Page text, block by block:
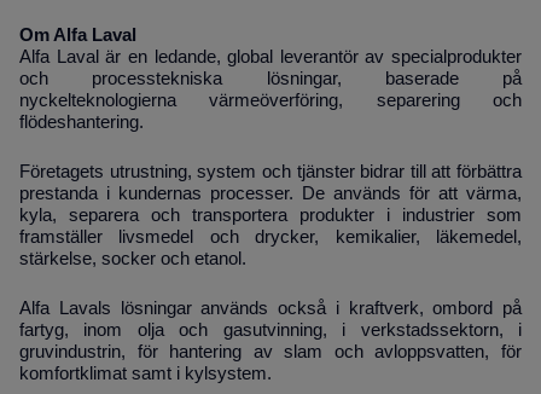
Om Alfa Laval
Alfa Laval är en ledande, global leverantör av specialprodukter
och processtekniska lösningar, baserade på
nyckelteknologierna värmeöverföring, separering och
flödeshantering.
Företagets utrustning, system och tjänster bidrar till att förbättra
prestanda i kundernas processer. De används för att värma,
kyla, separera och transportera produkter i industrier som
framställer livsmedel och drycker, kemikalier, läkemedel,
stärkelse, socker och etanol.
Alfa Lavals lösningar används också i kraftverk, ombord på
fartyg, inom olja och gasutvinning, i verkstadssektorn, i
gruvindustrin, för hantering av slam och avloppsvatten, för
komfortklimat samt i kylsystem.